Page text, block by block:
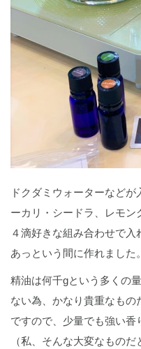
ドクダミウォーターなど
ーカリ・シードラ、レモン
４滴好きな組み合わせで入
あっという間に作れました。
精油は何千gという多くの
ない為、かなり貴重なもの
ですので、少量でも強い香
（私、そんな大変なもの